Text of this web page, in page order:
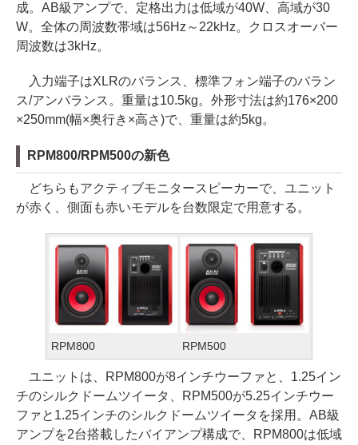
成。AB級アンプで、定格出力は低域が40W、高域が30
W。全体の周波数帯域は56Hz～22kHz。クロスオーバー
周波数は3kHz。
入力端子はXLRのバランス、標準フォン端子のバラン
ス/アンバランス。重量は10.5kg。外形寸法は約176×200
×250mm(幅×奥行き×高さ)で、重量は約5kg。
RPM800/RPM500の新色
どちらもアクティブモニタースピーカーで、ユニット
が赤く、側面も赤いモデルを台数限定で用意する。
RPM800 RPM500
ユニットは、RPM800が8インチウーファと、1.25イン
チのシルクドームツイータ、RPM500が5.25インチウー
ファと1.25インチのシルクドームツイータを採用。AB級
アンプを2台搭載したバイアンプ構成で、RPM800は低域